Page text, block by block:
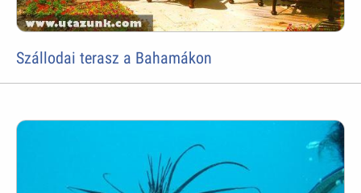
Szállodai terasz a Bahamákon